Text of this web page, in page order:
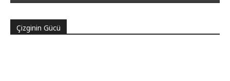
Çizginin Gücü